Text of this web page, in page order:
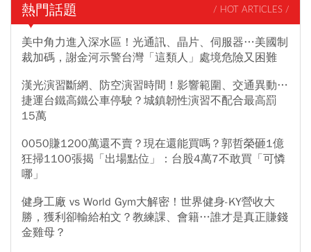
熱門話題 / HOT ARTICLES /
美中角力進入深水區！光通訊、晶片、伺服器…美國制
裁加碼，謝金河示警台灣「這類人」處境危險又困難
漢光演習斷網、防空演習時間！影響範圍、交通異動…
捷運台鐵高鐵公車停駛？城鎮韌性演習不配合最高罰
15萬
0050賺1200萬還不賣？現在還能買嗎？郭哲榮砸1億
狂掃1100張揭「出場點位」：台股4萬7不敢買「可憐
哪」
健身工廠 vs World Gym大解密！世界健身-KY營收大
勝，獲利卻輸給柏文？教練課、會籍…誰才是真正賺錢
金雞母？